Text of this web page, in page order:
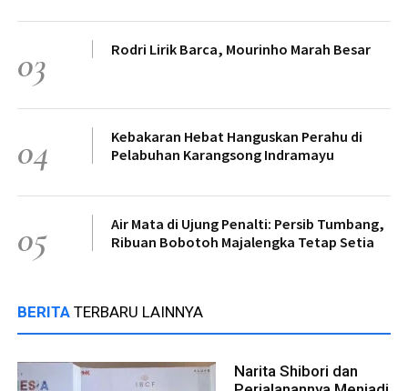
03 Rodri Lirik Barca, Mourinho Marah Besar
04
Kebakaran Hebat Hanguskan Perahu di
Pelabuhan Karangsong Indramayu
05
Air Mata di Ujung Penalti: Persib Tumbang,
Ribuan Bobotoh Majalengka Tetap Setia
BERITA TERBARU LAINNYA
Narita Shibori dan